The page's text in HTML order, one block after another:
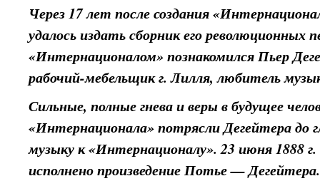
Через 17 лет после создания
удалось издать сборник его революционных
«Интернационалом» познакомился Пьер
рабочий-мебельщик г. Лилля, любитель
Сильные, полные гнева и веры в будущее
«Интернационала» потрясли Дегейтера до
музыку к «Интернационалу». 23 июня 1888
исполнено произведение Потье — Дегейтера.